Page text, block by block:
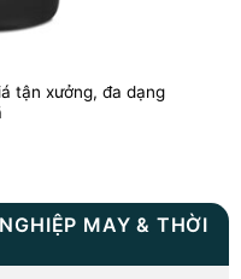
MAY & THỜI
tận xưởng, đa dạng